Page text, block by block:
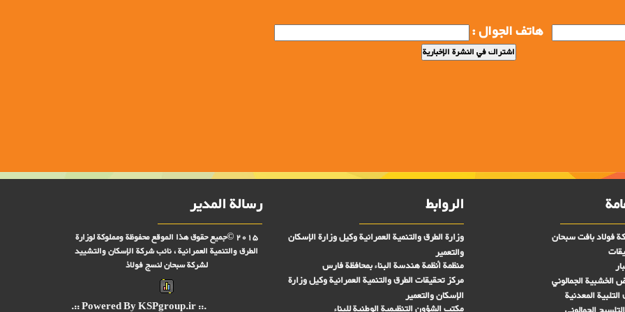
هاتف الجوال :
فولاد بافت سبحان
الخشبية الجمالوني
المعدنية
الروابط
وزارة الطرق والتنمية العمرانية وكيل وزارة الإسكان
والتعمير
منظمة أنظمة هندسة البناء بمحافظة فارس
مركز تحقیقات الطرق والتنمية العمرانية وكيل وزارة
الإسكان والتعمير
رسالة المدير
2015 ©جميع حقوق هذا الموقع محفوظة ومملوكة لوزارة
الطرق والتنمية العمرانية ، نائب شركة الإسكان والتشييد
لشركة سبحان لنسج فولاذ
.:: Powered By KSPgroup.ir ::.